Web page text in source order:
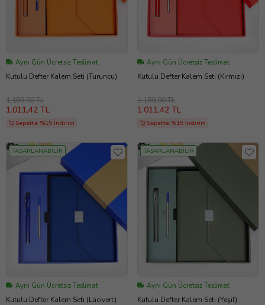
Aynı Gün Ücretsiz Teslimat
Kutulu Defter Kalem Seti (Turuncu)
1.189,90 TL
1.011,42 TL
Sepette %15 İndirim
Aynı Gün Ücretsiz Teslimat
Kutulu Defter Kalem Seti (Kırmızı)
1.189,90 TL
1.011,42 TL
Sepette %15 İndirim
TASARLANABİLİR
Aynı Gün Ücretsiz Teslimat
Kutulu Defter Kalem Seti (Lacivert)
TASARLANABİLİR
Aynı Gün Ücretsiz Teslimat
Kutulu Defter Kalem Seti (Yeşil)